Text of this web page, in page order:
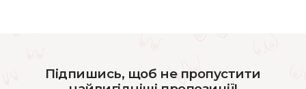
Підпишись, щоб не пропустити